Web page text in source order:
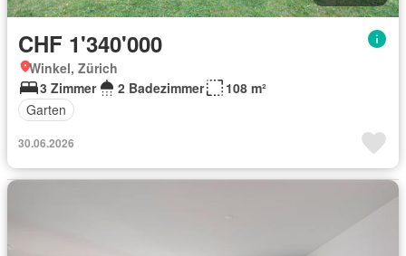
CHF 1'340'000
Winkel, Zürich
3 Zimmer
2 Badezimmer
108 m²
Garten
30.06.2026